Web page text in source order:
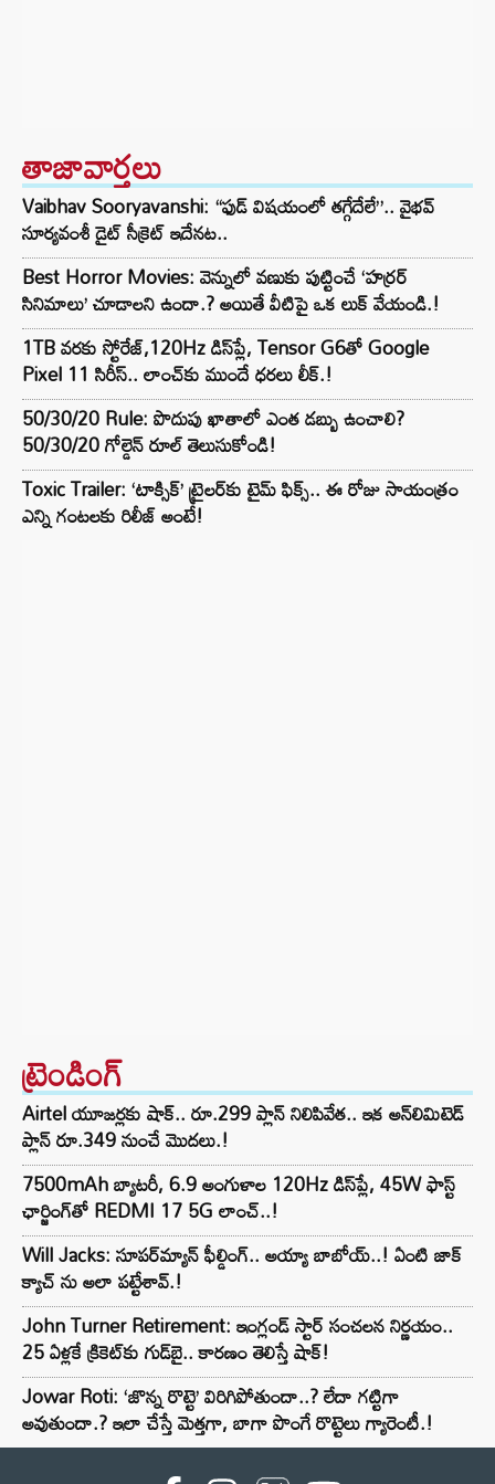
తాజావార్తలు
Vaibhav Sooryavanshi: “ఫుడ్ విషయంలో తగ్గేదేలే”.. వైభవ్
సూర్యవంశీ డైట్ సీక్రెట్ ఇదేనట..
Best Horror Movies: వెన్నులో వణుకు పుట్టించే ‘హర్రర్
సినిమాలు’ చూడాలని ఉందా.? అయితే వీటిపై ఒక లుక్ వేయండి.!
1TB వరకు స్టోరేజ్,120Hz డిస్‌ప్లే, Tensor G6తో Google
Pixel 11 సిరీస్.. లాంచ్⁭కు ముందే ధరలు లీక్.!
50/30/20 Rule: పొదుపు ఖాతాలో ఎంత డబ్బు ఉంచాలి?
50/30/20 గోల్డెన్ రూల్ తెలుసుకోండి!
Toxic Trailer: ‘టాక్సిక్’ ట్రైలర్‌కు టైమ్ ఫిక్స్.. ఈ రోజు సాయంత్రం
ఎన్ని గంటలకు రిలీజ్ అంటే!
ట్రెండింగ్‌
Airtel యూజర్లకు షాక్.. రూ.299 ప్లాన్ నిలిపివేత.. ఇక అన్‌లిమిటెడ్
ప్లాన్ రూ.349 నుంచే మొదలు.!
7500mAh బ్యాటరీ, 6.9 అంగుళాల 120Hz డిస్‌ప్లే, 45W ఫాస్ట్
ఛార్జింగ్‌తో REDMI 17 5G లాంచ్..!
Will Jacks: సూపర్‌మ్యాన్ ఫీల్డింగ్.. అయ్యా బాబోయ్..! ఏంటి జాక్
క్యాచ్ ను అలా పట్టేశావ్.!
John Turner Retirement: ఇంగ్లండ్ స్టార్ సంచలన నిర్ణయం..
25 ఏళ్లకే క్రికెట్‌కు గుడ్‌బై.. కారణం తెలిస్తే షాక్!
Jowar Roti: ‘జొన్న రొట్టె’ విరిగిపోతుందా..? లేదా గట్టిగా
అవుతుందా.? ఇలా చేస్తే మెత్తగా, బాగా పొంగే రొట్టెలు గ్యారెంటీ.!